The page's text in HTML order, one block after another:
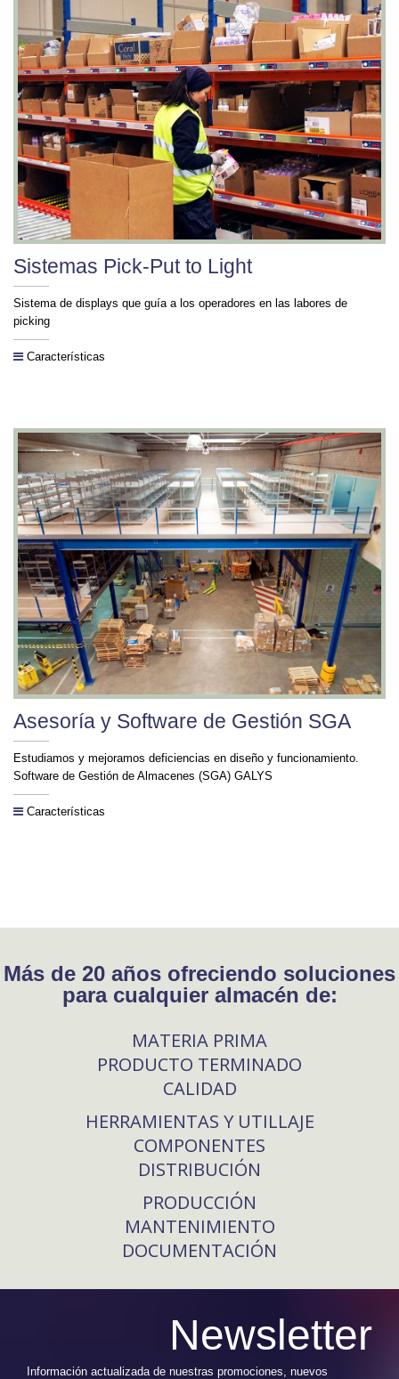
Sistemas Pick-Put to Light
Sistema de displays que guía a los operadores en las labores de
picking
Características
Asesoría y Software de Gestión SGA
Estudiamos y mejoramos deficiencias en diseño y funcionamiento.
Software de Gestión de Almacenes (SGA) GALYS
Características
Más de 20 años ofreciendo soluciones
para cualquier almacén de:
MATERIA PRIMA
PRODUCTO TERMINADO
CALIDAD
HERRAMIENTAS Y UTILLAJE
COMPONENTES
DISTRIBUCIÓN
PRODUCCIÓN
MANTENIMIENTO
DOCUMENTACIÓN
Newsletter
Información actualizada de nuestras promociones, nuevos